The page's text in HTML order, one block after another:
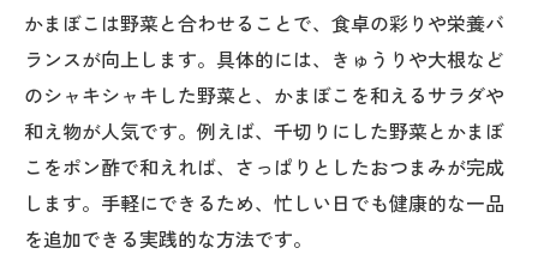
かまぼこは野菜と合わせることで、食卓の彩りや栄養バ
ランスが向上します。具体的には、きゅうりや大根など
のシャキシャキした野菜と、かまぼこを和えるサラダや
和え物が人気です。例えば、千切りにした野菜とかまぼ
こをポン酢で和えれば、さっぱりとしたおつまみが完成
します。手軽にできるため、忙しい日でも健康的な一品
を追加できる実践的な方法です。